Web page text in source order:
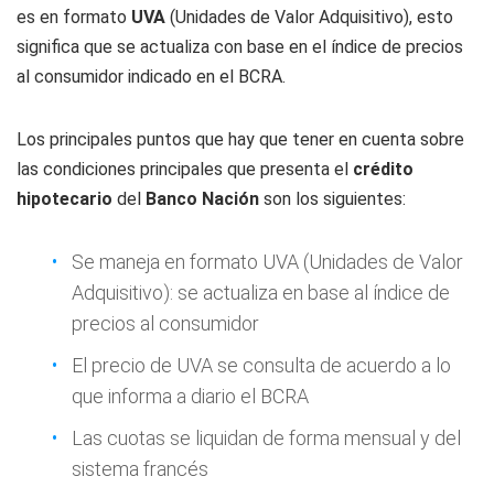
es en formato UVA (Unidades de Valor Adquisitivo), esto
significa que se actualiza con base en el índice de precios
al consumidor indicado en el BCRA.
Los principales puntos que hay que tener en cuenta sobre
las condiciones principales que presenta el crédito
hipotecario del Banco Nación son los siguientes:
Se maneja en formato UVA (Unidades de Valor
Adquisitivo): se actualiza en base al índice de
precios al consumidor
El precio de UVA se consulta de acuerdo a lo
que informa a diario el BCRA
Las cuotas se liquidan de forma mensual y del
sistema francés